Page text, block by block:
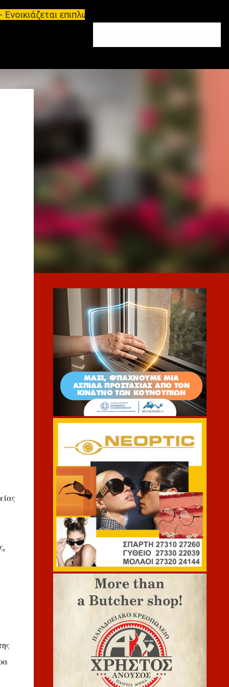
επιπλωμένο διαμέρισμα 65τ.μ